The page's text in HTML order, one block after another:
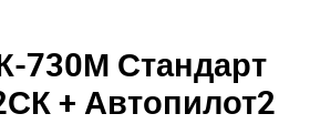
730М Стандарт
+ Автопилот2